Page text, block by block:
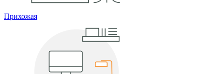
Прихожая